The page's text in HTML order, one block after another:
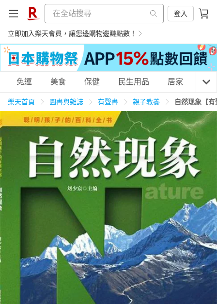
登入
立即加入樂天會員，讓您邊購物邊賺點數！
購物網分類
美食蛋糕 養生保健 民生用品
居家生活 3C家電 運動休閒 親子玩具
情趣用品
日本購物 電子/紙本書
HOT
免運 美食 保健 民生用品 居家 3C
樂天首頁 圖書與雜誌 有聲書 親子教養 自然现象【有